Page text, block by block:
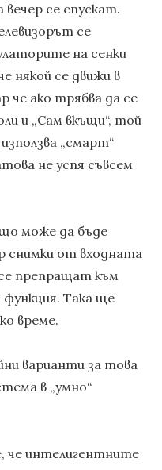
се спускат.
се
на сенки
някой се движи в
че ако трябва да се
и „Сам вкъщи“, той
„смарт“
не успя съвсем
може да бъде
снимки от входната
препращат към
Така ще
време.
варианти за това
в „умно“
че интелигентните